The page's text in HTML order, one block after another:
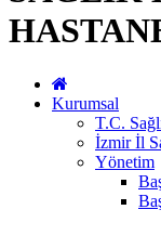
Kurumsal
T.C.
İzmir İl
Yönetim